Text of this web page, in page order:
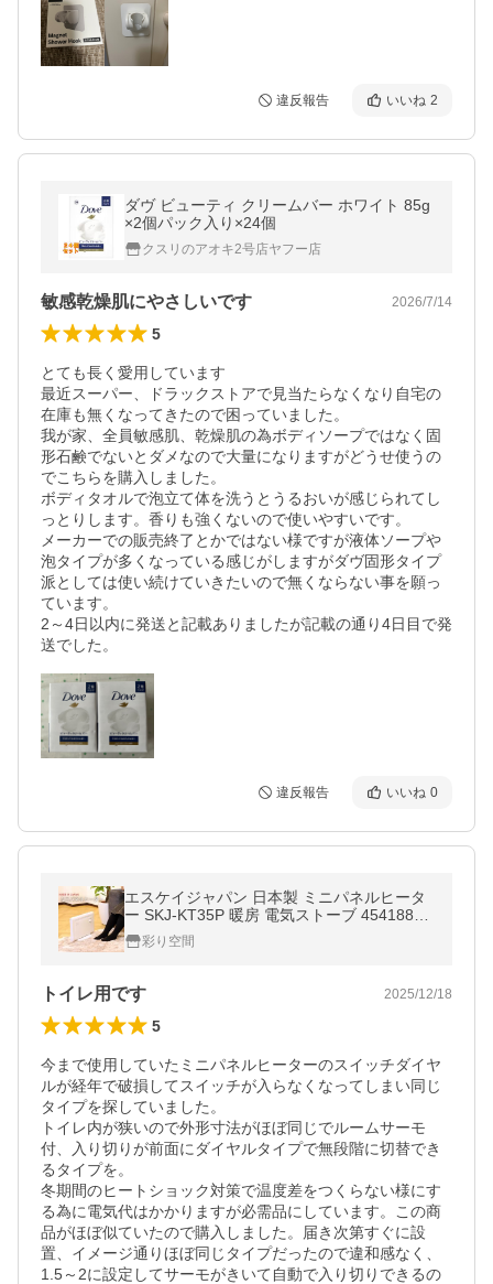
違反報告 いいね 2
ダヴ ビューティ クリームバー ホワイト 85g
×2個パック入り×24個
クスリのアオキ2号店ヤフー店
敏感乾燥肌にやさしいです 2026/7/14
5
とても長く愛用しています
最近スーパー、ドラックストアで見当たらなくなり自宅の
在庫も無くなってきたので困っていました。
我が家、全員敏感肌、乾燥肌の為ボディソープではなく固
形石鹸でないとダメなので大量になりますがどうせ使うの
でこちらを購入しました。
ボディタオルで泡立て体を洗うとうるおいが感じられてし
っとりします。香りも強くないので使いやすいです。
メーカーでの販売終了とかではない様ですが液体ソープや
泡タイプが多くなっている感じがしますがダヴ固形タイプ
派としては使い続けていきたいので無くならない事を願っ
ています。
2～4日以内に発送と記載ありましたが記載の通り4日目で発
違反報告 いいね 0
エスケイジャパン 日本製 ミニパネルヒータ
ー SKJ-KT35P 暖房 電気ストーブ 45418870
30231 小型 スリム 壁掛け コンパクト 足元
温風 脱衣所 デスク 下 トイレ
彩り空間
トイレ用です 2025/12/18
5
今まで使用していたミニパネルヒーターのスイッチダイヤ
ルが経年で破損してスイッチが入らなくなってしまい同じ
タイプを探していました。
トイレ内が狭いので外形寸法がほぼ同じでルームサーモ
付、入り切りが前面にダイヤルタイプで無段階に切替でき
るタイプを。
冬期間のヒートショック対策で温度差をつくらない様にす
る為に電気代はかかりますが必需品にしています。この商
品がほぼ似ていたので購入しました。届き次第すぐに設
置、イメージ通りほぼ同じタイプだったので違和感なく、
1.5～2に設定してサーモがきいて自動で入り切りできるの